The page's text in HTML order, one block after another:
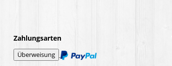
Zahlungsarten